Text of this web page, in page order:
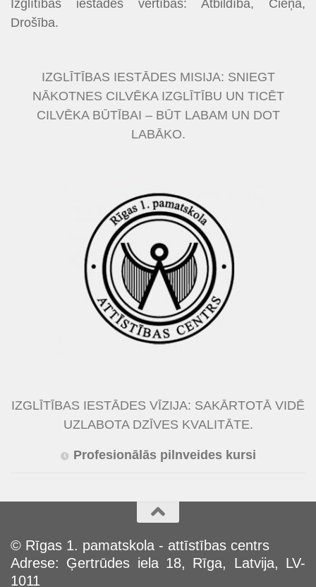
Izglītības iestādes vērtības: Atbildība, Cieņa,
Drošība.
IZGLĪTĪBAS IESTĀDES MISIJA: SNIEGT
NĀKOTNES CILVĒKA IZGLĪTĪBU UN TICĒT
CILVĒKA BŪTĪBAI – BŪT LABAM UN DOT
LABĀKO.
IZGLĪTĪBAS IESTĀDES VĪZIJA: SAKĀRTOTĀ VIDĒ
UZLABOTA DZĪVES KVALITĀTE.
Profesionālās pilnveides kursi
© Rīgas 1. pamatskola - attīstības centrs
Adrese: Ģertrūdes iela 18, Rīga, Latvija, LV-
1011